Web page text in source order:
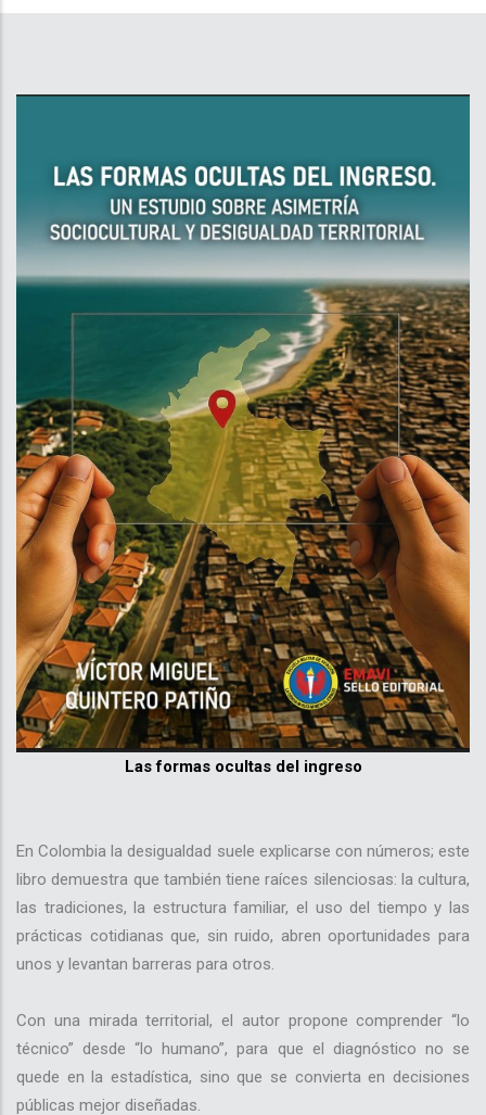
Las formas ocultas del ingreso
En Colombia la desigualdad suele explicarse con números; este
libro demuestra que también tiene raíces silenciosas: la cultura,
las tradiciones, la estructura familiar, el uso del tiempo y las
prácticas cotidianas que, sin ruido, abren oportunidades para
unos y levantan barreras para otros.
Con una mirada territorial, el autor propone comprender “lo
técnico” desde “lo humano”, para que el diagnóstico no se
quede en la estadística, sino que se convierta en decisiones
públicas mejor diseñadas.